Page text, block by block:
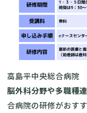
高島平中央総合病院
脳外科分野や多職種
合病院の研修がおす